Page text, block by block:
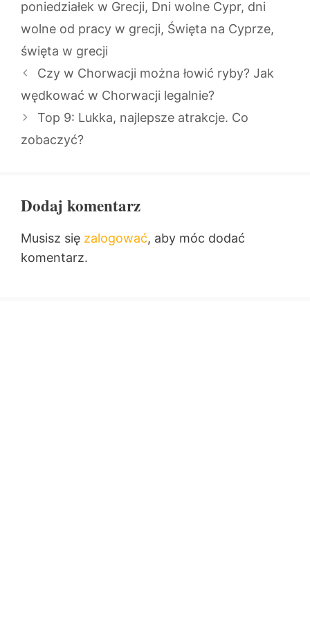
poniedziałek w Grecji, Dni wolne Cypr, dni
wolne od pracy w grecji, Święta na Cyprze,
święta w grecji
Czy w Chorwacji można łowić ryby? Jak
wędkować w Chorwacji legalnie?
Top 9: Lukka, najlepsze atrakcje. Co
zobaczyć?
Dodaj komentarz
Musisz się zalogować, aby móc dodać
komentarz.